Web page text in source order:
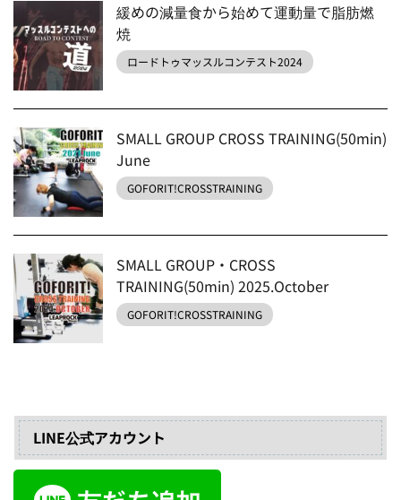
緩めの減量食から始めて運動量で脂肪燃
焼
ロードトゥマッスルコンテスト2024
SMALL GROUP CROSS TRAINING(50min)
June
GOFORIT!CROSSTRAINING
SMALL GROUP・CROSS
TRAINING(50min) 2025.October
GOFORIT!CROSSTRAINING
LINE公式アカウント